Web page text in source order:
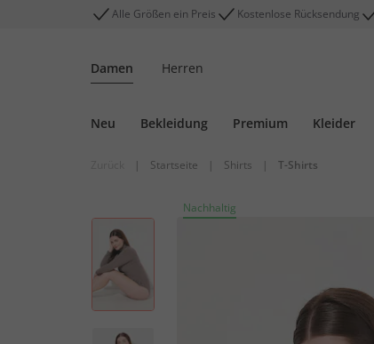
Alle Größen ein Preis Kostenlose Rücksendung
Damen Herren
Neu Bekleidung Premium Kleider
| Startseite | Shirts | T-Shirts
Nachhaltig